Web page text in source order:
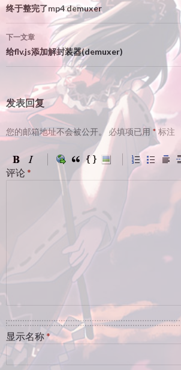
章
导
航
终于整完了mp4 demuxer
下一文章
给flv.js添加解封装器(demuxer)
发表回复
您的邮箱地址不会被公开。 必填项已用 *标注
评论 *
显示名称*